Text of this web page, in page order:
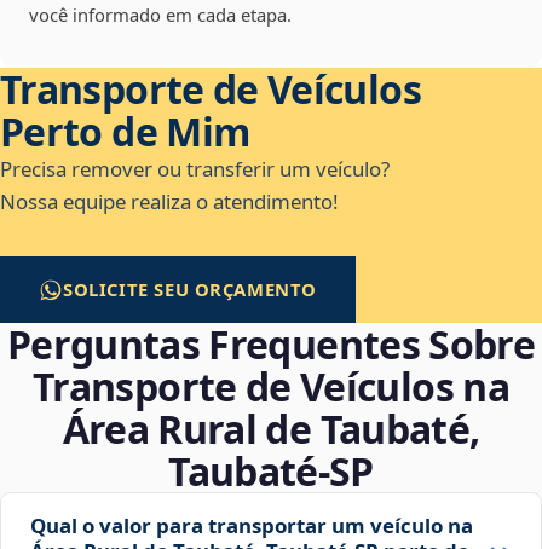
você informado em cada etapa.
Transporte de Veículos
Perto de Mim
Precisa remover ou transferir um veículo?
Nossa equipe realiza o atendimento!
SOLICITE SEU ORÇAMENTO
Perguntas Frequentes Sobre
Transporte de Veículos na
Área Rural de Taubaté,
Taubaté‑SP
Qual o valor para transportar um veículo na